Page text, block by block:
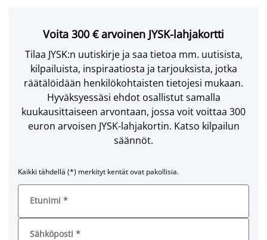
Voita 300 € arvoinen JYSK-lahjakortti
Tilaa JYSK:n uutiskirje ja saa tietoa mm. uutisista,
kilpailuista, inspiraatiosta ja tarjouksista, jotka
räätälöidään henkilökohtaisten tietojesi mukaan.
Hyväksyessäsi ehdot osallistut samalla
kuukausittaiseen arvontaan, jossa voit voittaa 300
euron arvoisen JYSK-lahjakortin. Katso kilpailun
säännöt.
Kaikki tähdellä (*) merkityt kentät ovat pakollisia.
Etunimi *
Sähköposti *